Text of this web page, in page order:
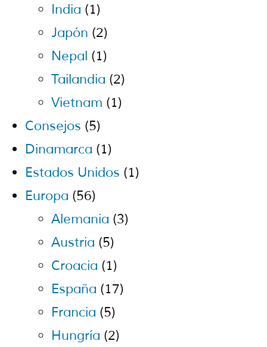
India (1)
Japón (2)
Nepal (1)
Tailandia (2)
Vietnam (1)
Consejos (5)
Dinamarca (1)
Estados Unidos (1)
Europa (56)
Alemania (3)
Austria (5)
Croacia (1)
España (17)
Francia (5)
Hungría (2)